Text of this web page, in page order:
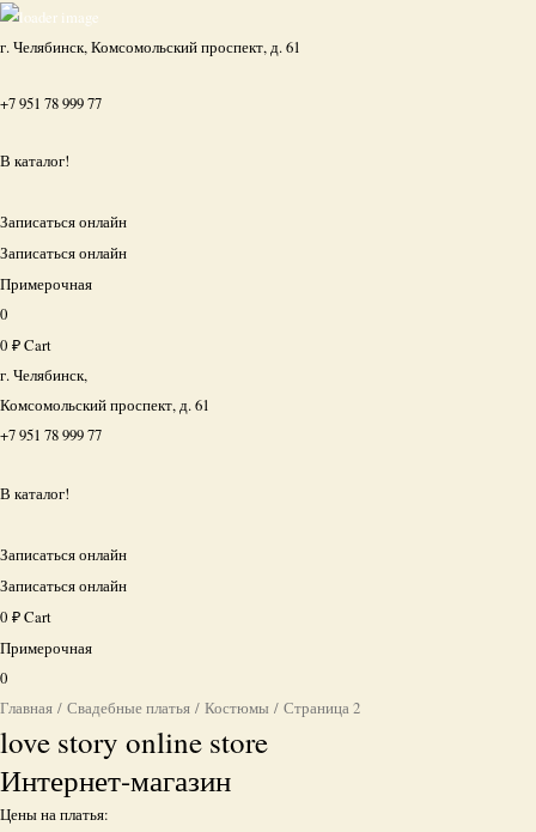
г. Челябинск, Комсомольский проспект, д. 61
+7 951 78 999 77
В каталог!
Записаться онлайн
Записаться онлайн
Примерочная
0
0 ₽Cart
г. Челябинск,
Комсомольский проспект, д. 61
+7 951 78 999 77
В каталог!
Записаться онлайн
Записаться онлайн
0 ₽Cart
Примерочная
0
Главная / Свадебные платья / Костюмы / Страница 2
love story online store
Интернет-магазин
Цены на платья: